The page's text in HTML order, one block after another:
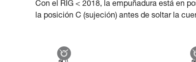
Con el RIG < 2018, la empuñadura está en
la posición C (sujeción) antes de soltar la